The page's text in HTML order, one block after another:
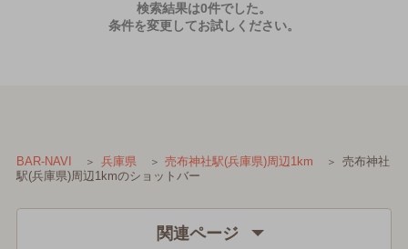
検索結果は0件でした。
条件を変更してお試しください。
BAR-NAVI 兵庫県 売布神社駅(兵庫県)周辺1km
売布神社
駅(兵庫県)周辺1kmのショットバー
関連ページ